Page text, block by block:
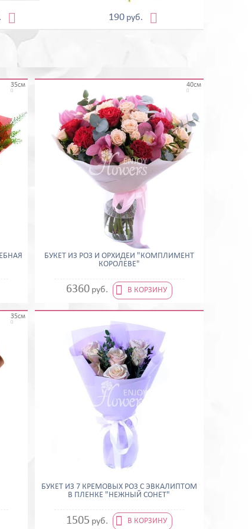
 190 руб. 
35см

БУКЕТ ИЗ РОЗ И ОРХИДЕЙ "КОМПЛИМЕНТ
КОРОЛЕВЕ"
6360 руб.  В КОРЗИНУ
40см

35см

БУКЕТ ИЗ 7 КРЕМОВЫХ РОЗ С ЭВКАЛИПТОМ
В ПЛЕНКЕ "НЕЖНЫЙ СОНЕТ"
1505 руб.  В КОРЗИНУ